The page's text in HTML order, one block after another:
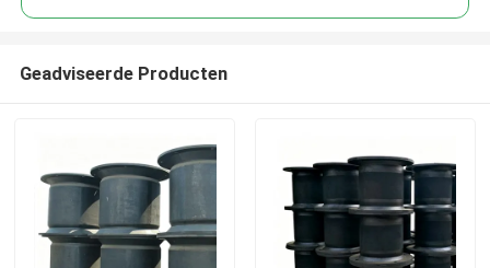
Geadviseerde Producten